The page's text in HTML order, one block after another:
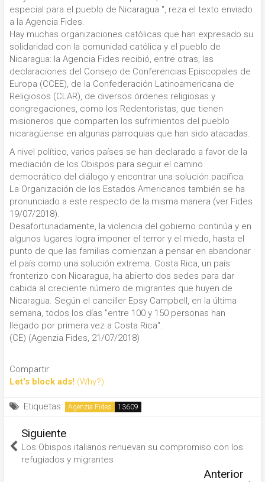
especial para el pueblo de Nicaragua ", reza el texto enviado
a la Agencia Fides.
Hay muchas organizaciones católicas que han expresado su
solidaridad con la comunidad católica y el pueblo de
Nicaragua: la Agencia Fides recibió, entre otras, las
declaraciones del Consejo de Conferencias Episcopales de
Europa (CCEE), de la Confederación Latinoamericana de
Religiosos (CLAR), de diversos órdenes religiosas y
congregaciones, como los Redentoristas, que tienen
misioneros que comparten los sufrimientos del pueblo
nicaragüense en algunas parroquias que han sido atacadas.
A nivel político, varios países se han declarado a favor de la
mediación de los Obispos para seguir el camino
democrático del diálogo y encontrar una solución pacífica.
La Organización de los Estados Americanos también se ha
pronunciado a este respecto de la misma manera (ver Fides
19/07/2018).
Desafortunadamente, la violencia del gobierno continúa y en
algunos lugares logra imponer el terror y el miedo, hasta el
punto de que las familias comienzan a pensar en abandonar
el país como una solución extrema. Costa Rica, un país
fronterizo con Nicaragua, ha abierto dos sedes para dar
cabida al creciente número de migrantes que huyen de
Nicaragua. Según el canciller Epsy Campbell, en la última
semana, todos los días "entre 100 y 150 personas han
llegado por primera vez a Costa Rica".
(CE) (Agenzia Fides, 21/07/2018)
Compartir:
Let's block ads! (Why?)
Etiquetas: Agenzia Fides
Siguiente
Los Obispos italianos renuevan su compromiso con los
refugiados y migrantes
Anterior